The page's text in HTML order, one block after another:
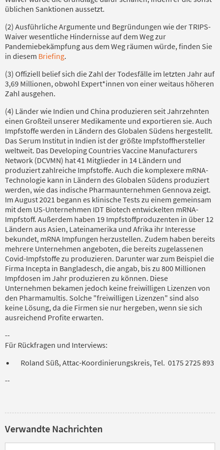
üblichen Sanktionen aussetzt.
(2) Ausführliche Argumente und Begründungen wie der TRIPS-
Waiver wesentliche Hindernisse auf dem Weg zur
Pandemiebekämpfung aus dem Weg räumen würde, finden Sie
in diesem Briefing.
(3) Offiziell belief sich die Zahl der Todesfälle im letzten Jahr auf
3,69 Millionen, obwohl Expert*innen von einer weitaus höheren
Zahl ausgehen.
(4) Länder wie Indien und China produzieren seit Jahrzehnten
einen Großteil unserer Medikamente und exportieren sie. Auch
Impfstoffe werden in Ländern des Globalen Südens hergestellt.
Das Serum Institut in Indien ist der größte Impfstoffhersteller
weltweit. Das Developing Countries Vaccine Manufacturers
Network (DCVMN) hat 41 Mitglieder in 14 Ländern und
produziert zahlreiche Impfstoffe. Auch die komplexere mRNA-
Technologie kann in Ländern des Globalen Südens produziert
werden, wie das indische Pharmaunternehmen Gennova zeigt.
Im August 2021 begann es klinische Tests zu einem gemeinsam
mit dem US-Unternehmen IDT Biotech entwickelten mRNA-
Impfstoff. Außerdem haben 19 Impfstoffproduzenten in über 12
Ländern aus Asien, Lateinamerika und Afrika ihr Interesse
bekundet, mRNA Impfungen herzustellen. Zudem haben bereits
mehrere Unternehmen angeboten, die bereits zugelassenen
Covid-Impfstoffe zu produzieren. Darunter war zum Beispiel die
Firma Incepta in Bangladesch, die angab, bis zu 800 Millionen
Impfdosen im Jahr produzieren zu können. Diese
Unternehmen bekamen jedoch keine freiwilligen Lizenzen von
den Pharmamultis. Solche "freiwilligen Lizenzen" sind also
keine Lösung, da die Firmen sie nur hergeben, wenn sie sich
ausreichend Profite erwarten.
--
Für Rückfragen und Interviews:
Roland Süß, Attac-Koordinierungskreis, Tel. 0175 2725 893
--
Verwandte Nachrichten